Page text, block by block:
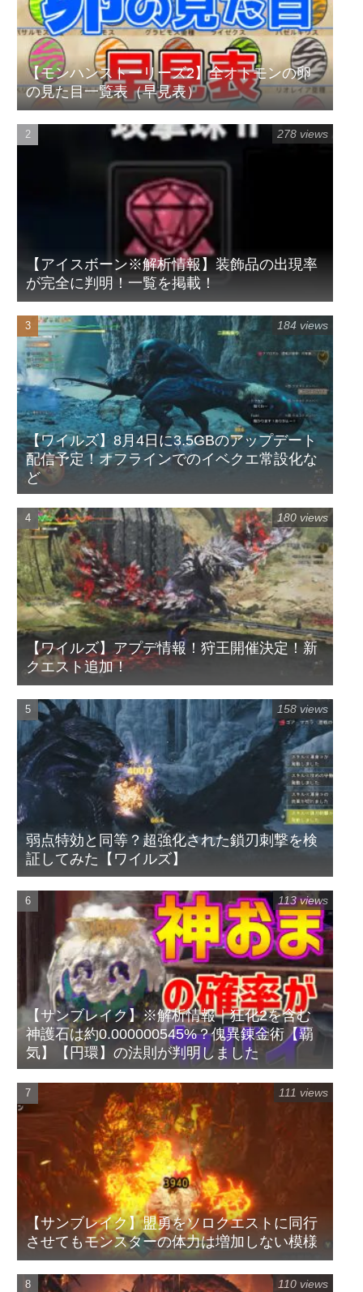
【モンハンストーリーズ2】全オトモンの卵
の見た目一覧表（早見表）
【アイスボーン※解析情報】装飾品の出現率
が完全に判明！一覧を掲載！
278 views
【ワイルズ】8月4日に3.5GBのアップデート
配信予定！オフラインでのイベクエ常設化な
ど
184 views
【ワイルズ】アプデ情報！狩王開催決定！新
クエスト追加！
180 views
弱点特効と同等？超強化された鎖刃刺撃を検
証してみた【ワイルズ】
158 views
【サンブレイク】※解析情報｜狂化2を含む
神護石は約0.000000545%？傀異錬金術【覇
気】【円環】の法則が判明しました
113 views
【サンブレイク】盟勇をソロクエストに同行
させてもモンスターの体力は増加しない模様
111 views
110 views